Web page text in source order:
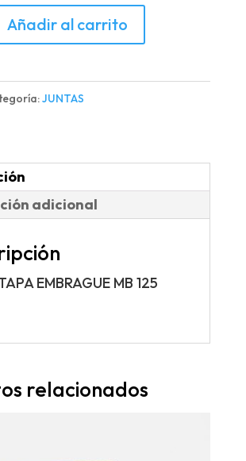
Añadir al carrito
JUNTAS
adicional
EMBRAGUE MB 125
relacionados